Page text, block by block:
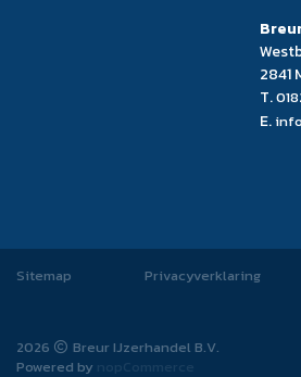
2841
T.
E.
Sitemap Privacyverklaring
2026
Breur IJzerhandel B.V.
Powered by